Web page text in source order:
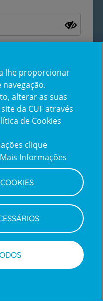
password?
a Apple
de Privacidade e Cookies
lhe proporcionar
alterar as suas
da CUF através
de Cookies
clique
Mais Informações